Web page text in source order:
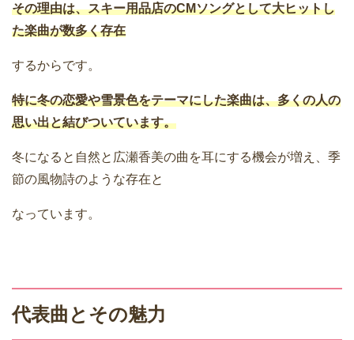
その理由は、スキー用品店のCMソングとして大ヒットし
た楽曲が数多く存在
するからです。
特に冬の恋愛や雪景色をテーマにした楽曲は、多くの人の
思い出と結びついています。
冬になると自然と広瀬香美の曲を耳にする機会が増え、季
節の風物詩のような存在と
なっています。
代表曲とその魅力